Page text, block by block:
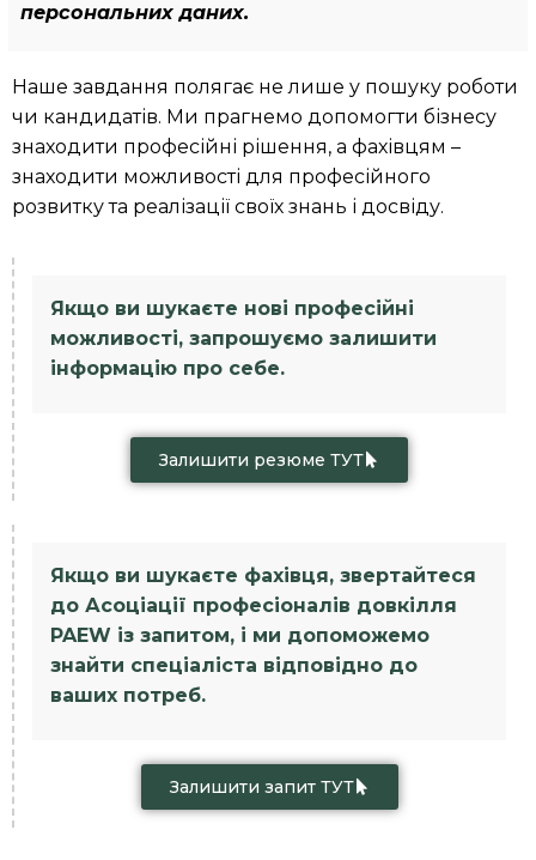
персональних даних.
Наше завдання полягає не лише у пошуку роботи
чи кандидатів. Ми прагнемо допомогти бізнесу
знаходити професійні рішення, а фахівцям –
знаходити можливості для професійного
розвитку та реалізації своїх знань і досвіду.
Якщо ви шукаєте нові професійні
можливості, запрошуємо залишити
інформацію про себе.
Залишити резюме ТУТ
Якщо ви шукаєте фахівця, звертайтеся
до Асоціації професіоналів довкілля
PAEW із запитом, і ми допоможемо
знайти спеціаліста відповідно до
ваших потреб.
Залишити запит ТУТ